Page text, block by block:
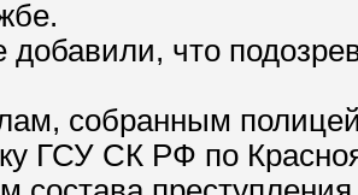
добавили, что
собранным
ГСУ СК РФ по